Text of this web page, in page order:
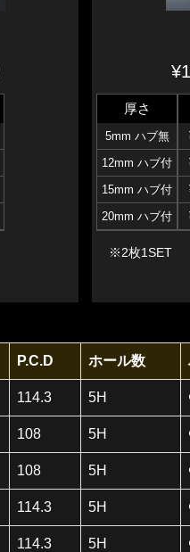
厚さ
5mm ハブ無
12mm ハブ付
15mm ハブ付
20mm ハブ付
※2枚1SET
P.C.D ホール数
114.3 5H
108 5H
108 5H
114.3 5H
114.3 5H